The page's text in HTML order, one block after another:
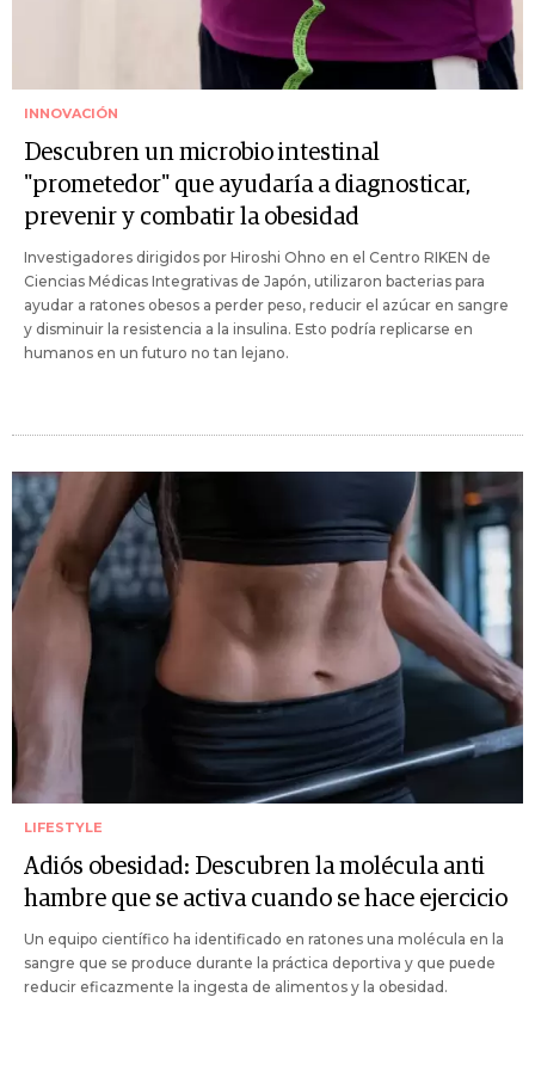
INNOVACIÓN
Descubren un microbio intestinal
"prometedor" que ayudaría a diagnosticar,
prevenir y combatir la obesidad
Investigadores dirigidos por Hiroshi Ohno en el Centro RIKEN de
Ciencias Médicas Integrativas de Japón, utilizaron bacterias para
ayudar a ratones obesos a perder peso, reducir el azúcar en sangre
y disminuir la resistencia a la insulina. Esto podría replicarse en
humanos en un futuro no tan lejano.
LIFESTYLE
Adiós obesidad: Descubren la molécula anti
hambre que se activa cuando se hace ejercicio
Un equipo científico ha identificado en ratones una molécula en la
sangre que se produce durante la práctica deportiva y que puede
reducir eficazmente la ingesta de alimentos y la obesidad.